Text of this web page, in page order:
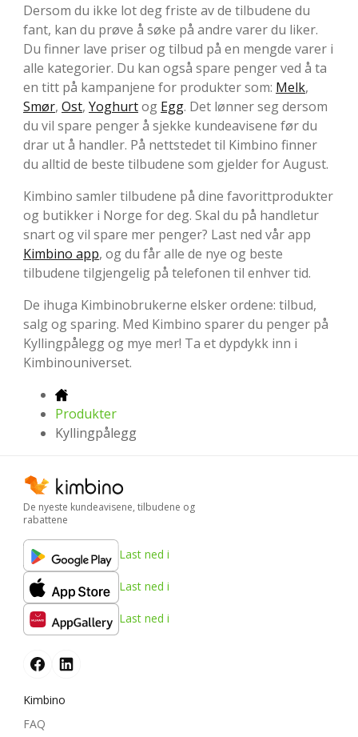
Dersom du ikke lot deg friste av de tilbudene du
fant, kan du prøve å søke på andre varer du liker.
Du finner lave priser og tilbud på en mengde varer i
alle kategorier. Du kan også spare penger ved å ta
en titt på kampanjene for produkter som: Melk,
Smør, Ost, Yoghurtog Egg. Det lønner seg dersom
du vil spare penger å sjekke kundeavisene før du
drar ut å handler. På nettstedet til Kimbino finner
du alltid de beste tilbudene som gjelder for August.
Kimbino samler tilbudene på dine favorittprodukter
og butikker i Norge for deg. Skal du på handletur
snart og vil spare mer penger? Last ned vår app
Kimbino app, og du får alle de nye og beste
tilbudene tilgjengelig på telefonen til enhver tid.
De ihuga Kimbinobrukerne elsker ordene: tilbud,
salg og sparing. Med Kimbino sparer du penger på
Kyllingpålegg og mye mer! Ta et dypdykk inn i
Kimbinouniverset.
Produkter
Kyllingpålegg
De nyeste kundeavisene, tilbudene og
rabattene
Last ned i
Last ned i
Last ned i
Kimbino
FAQ